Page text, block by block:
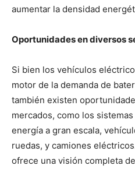
aumentar la densidad
Oportunidades en diversos
Si bien los vehículos
motor de la demanda de
también existen
mercados, como los
energía a gran escala,
ruedas, y camiones
ofrece una visión completa